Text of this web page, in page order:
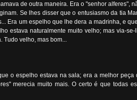
de outra maneira. Era o "senhor
Se lhes disser que o entusiasmo da tia
Era um espelho que lhe dera a madrinha, e
estava naturalmente muito velho; mas via-
Tudo velho, mas bom...
o espelho estava na sala; era a melhor
merecia muito mais. O certo é que todas